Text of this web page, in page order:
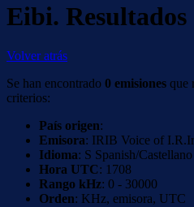
Eibi. Resultados
Volver atrás
Se han encontrado 0 emisiones que
criterios:
País origen:
Emisora: IRIB Voice of
Idioma: S Spanish/Castellano
Hora UTC: 1708
Rango kHz: 0 - 30000
Orden: KHz, emisora, UTC